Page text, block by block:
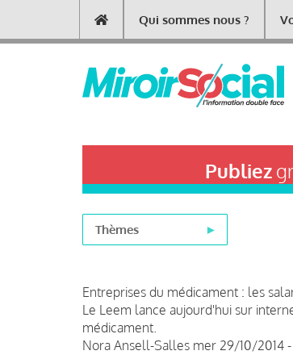
contenu
Main
navigation
Qui sommes nous ?
Publiez
Thèmes
Entreprises du médicament : les
Le Leem lance aujourd'hui sur
médicament.
Nora Ansell-Salles mer 29/10/2014